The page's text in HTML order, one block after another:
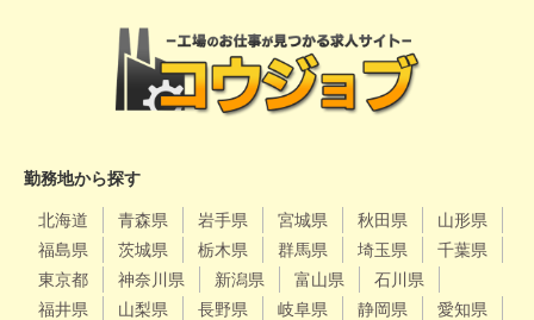
勤務地から探す
北海道 青森県 岩手県 宮城県 秋田県
山形県
福島県
茨城県 栃木県 群馬県 埼玉県
千葉県
東京都
神奈川県 新潟県 富山県
石川県
福井県
山梨県 長野県 岐阜県 静岡県
愛知県